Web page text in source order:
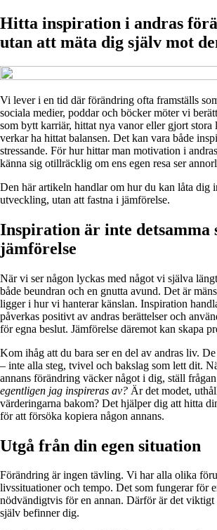
Hitta inspiration i andras
utan att mäta dig själv mot
Vi lever i en tid där förändring ofta framställs
sociala medier, poddar och böcker möter vi
som bytt karriär, hittat nya vanor eller gjort stora
verkar ha hittat balansen. Det kan vara både
stressande. För hur hittar man motivation i
känna sig otillräcklig om ens egen resa ser
Den här artikeln handlar om hur du kan låta dig
utveckling, utan att fastna i jämförelse.
Inspiration är inte detsamma
jämförelse
När vi ser någon lyckas med något vi själva
både beundran och en gnutta avund. Det är
ligger i hur vi hanterar känslan. Inspiration
påverkas positivt av andras berättelser och
för egna beslut. Jämförelse däremot kan skapa
Kom ihåg att du bara ser en del av andras liv.
– inte alla steg, tvivel och bakslag som lett dit.
annans förändring väcker något i dig, ställ
egentligen jag inspireras av? Är det modet,
värderingarna bakom? Det hjälper dig att hitta
för att försöka kopiera någon annans.
Utgå från din egen situation
Förändring är ingen tävling. Vi har alla olika
livssituationer och tempo. Det som fungerar för
nödvändigtvis för en annan. Därför är det viktigt
själv befinner dig.